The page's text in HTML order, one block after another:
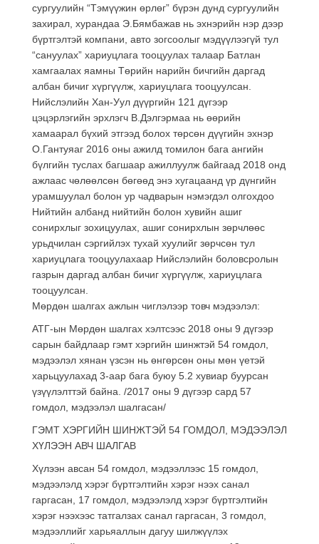
сургуулийн “Тэмүүжин өрлөг” бүрэн дунд сургуулийн
захирал, хурандаа Э.Бямбажав нь эхнэрийн нэр дээр
бүртгэлтэй компани, авто зогсоолыг мэдүүлээгүй тул
“сануулах” хариуцлага тооцуулах талаар Батлан
хамгаалах яамны Төрийн нарийн бичгийн даргад
албан бичиг хүргүүлж, хариуцлага тооцуулсан.
Нийслэлийн Хан-Уул дүүргийн 121 дүгээр
цэцэрлэгийн эрхлэгч В.Дэлгэрмаа нь өөрийн
хамаарал бүхий этгээд болох төрсөн дүүгийн эхнэр
О.Гантуяаг 2016 оны ажилд томилон бага ангийн
бүлгийн туслах багшаар ажиллуулж байгаад 2018 онд
ажлаас чөлөөлсөн бөгөөд энэ хугацаанд үр дүнгийн
урамшуулал болон ур чадварын нэмэгдэл олгохдоо
Нийтийн албанд нийтийн болон хувийн ашиг
сонирхлыг зохицуулах, ашиг сонирхлын зөрчлөөс
урьдчилан сэргийлэх тухай хуулийг зөрчсөн тул
хариуцлага тооцуулахаар Нийслэлийн боловсролын
газрын даргад албан бичиг хүргүүлж, хариуцлага
тооцуулсан.
Мөрдөн шалгах ажлын чиглэлээр товч мэдээлэл:
АТГ-ын Мөрдөн шалгах хэлтсээс 2018 оны 9 дүгээр
сарын байдлаар гэмт хэргийн шинжтэй 54 гомдол,
мэдээлэл хянан үзсэн нь өнгөрсөн оны мөн үетэй
харьцуулахад 3-аар бага буюу 5.2 хувиар буурсан
үзүүлэлттэй байна. /2017 оны 9 дүгээр сард 57
гомдол, мэдээлэл шалгасан/
ГЭМТ ХЭРГИЙН ШИНЖТЭЙ 54 ГОМДОЛ, МЭДЭЭЛЭЛ
ХҮЛЭЭН АВЧ ШАЛГАВ
Хүлээн авсан 54 гомдол, мэдээллээс 15 гомдол,
мэдээлэлд хэрэг бүртгэлтийн хэрэг нээх санал
гаргасан, 17 гомдол, мэдээлэлд хэрэг бүртгэлтийн
хэрэг нээхээс татгалзах санал гаргасан, 3 гомдол,
мэдээллийг харьяаллын дагуу шилжүүлэх